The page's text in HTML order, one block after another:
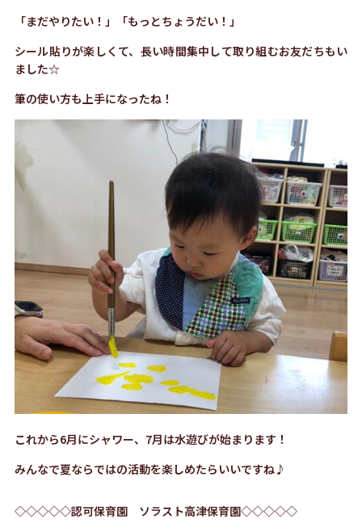
「まだやりたい！」「もっとちょうだい！」
シール貼りが楽しくて、長い時間集中して取り組むお友だちもい
ました☆
筆の使い方も上手になったね！
これから6月にシャワー、7月は水遊びが始まります！
みんなで夏ならではの活動を楽しめたらいいですね♪
◇◇◇◇◇認可保育園 ソラスト高津保育園◇◇◇◇◇